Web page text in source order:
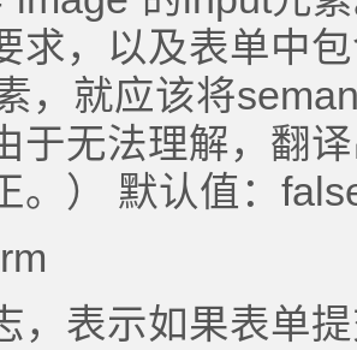
求，以及表单中
，就应该将
于无法理解，翻
。） 默认值：
，表示如果表单